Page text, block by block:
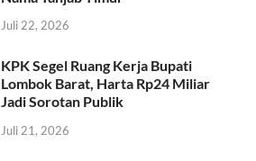
Juli 22, 2026
KPK Segel Ruang Kerja Bupati
Lombok Barat, Harta Rp24 Miliar
Jadi Sorotan Publik
Juli 21, 2026